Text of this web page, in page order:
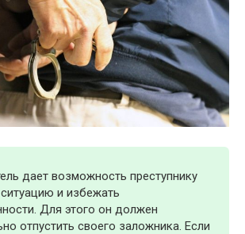
дает возможность преступнику
и избежать
Для этого он должен
отпустить своего заложника. Если